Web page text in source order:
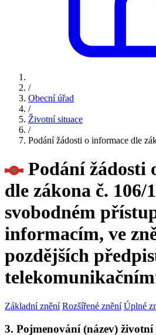
/
Obecní úřad
/
Životní situace
/
Podání žádosti o informace dle
Podání žádosti
dle zákona č. 106/
svobodném
informacím, ve
pozdějších
Základní znění Rozšířené znění Úplné
3. Pojmenování (název) životní